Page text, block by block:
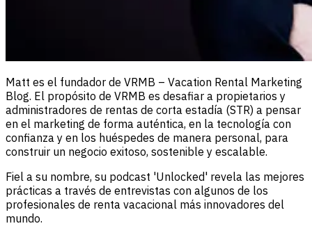
Matt es el fundador de VRMB – Vacation Rental Marketing
Blog. El propósito de VRMB es desafiar a propietarios y
administradores de rentas de corta estadía (STR) a pensar
en el marketing de forma auténtica, en la tecnología con
confianza y en los huéspedes de manera personal, para
construir un negocio exitoso, sostenible y escalable.
Fiel a su nombre, su podcast 'Unlocked' revela las mejores
prácticas a través de entrevistas con algunos de los
profesionales de renta vacacional más innovadores del
mundo.